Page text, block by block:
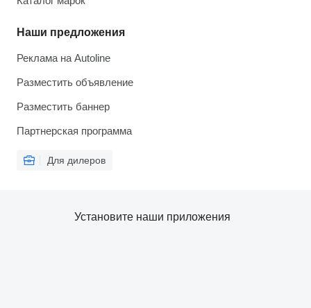
Наши предложения
Реклама на Autoline
Разместить объявление
Разместить баннер
Партнерская программа
Для дилеров
Установите наши приложения